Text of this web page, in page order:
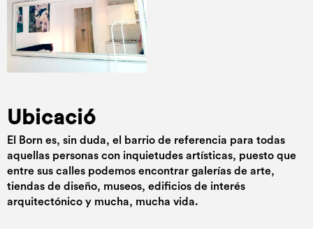
Ubicació
El Born es, sin duda, el barrio de referencia para todas
aquellas personas con inquietudes artísticas, puesto que
entre sus calles podemos encontrar galerías de arte,
tiendas de diseño, museos, edificios de interés
arquitectónico y mucha, mucha vida.